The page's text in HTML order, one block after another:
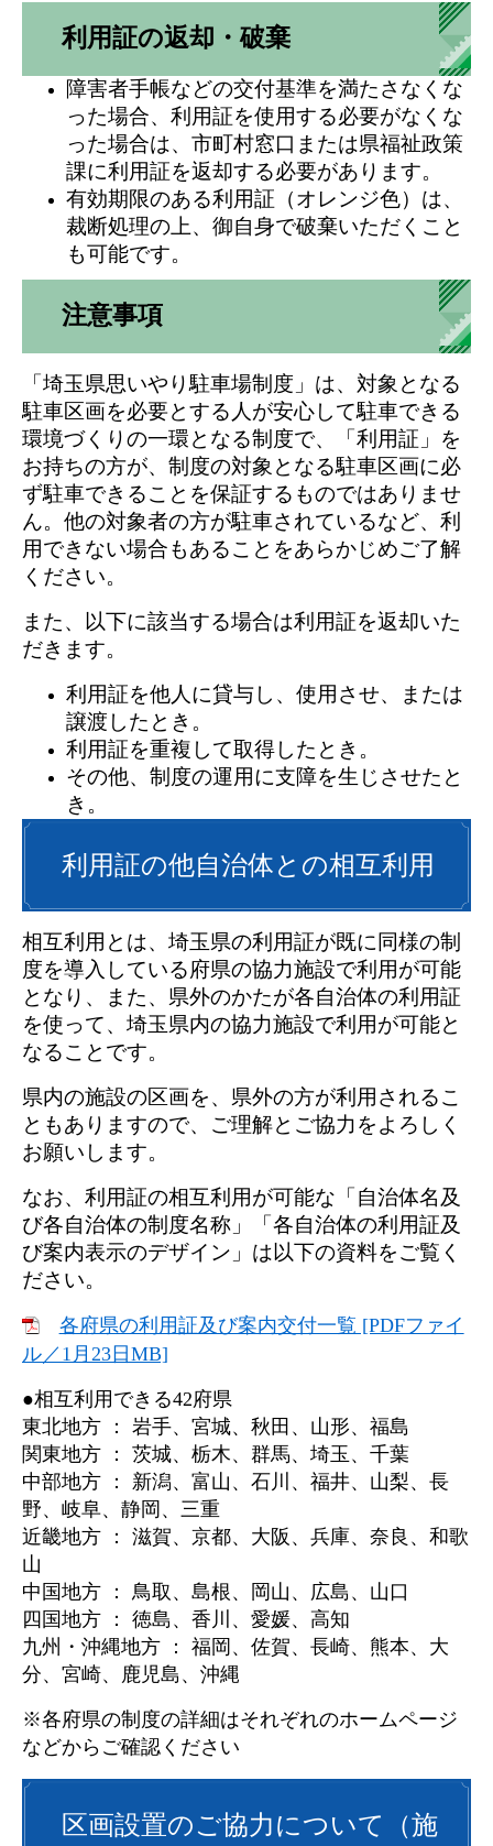
利用証の返却・破棄
障害者手帳などの交付基準を満たさなくな
った場合、利用証を使用する必要がなくな
った場合は、市町村窓口または県福祉政策
課に利用証を返却する必要があります。
有効期限のある利用証（オレンジ色）は、
裁断処理の上、御自身で破棄いただくこと
も可能です。
注意事項
​「埼玉県思いやり駐車場制度」は、対象となる
駐車区画を必要とする人が安心して駐車できる
環境づくりの一環となる制度で、「利用証」を
お持ちの方が、制度の対象となる駐車区画に必
ず駐車できることを保証するものではありませ
ん。他の対象者の方が駐車されているなど、利
用できない場合もあることをあらかじめご了解
ください。
また、以下に該当する場合は利用証を返却いた
だきます。
利用証を他人に貸与し、使用させ、または
譲渡したとき。
利用証を重複して取得したとき。
その他、制度の運用に支障を生じさせたと
き。
利用証の他自治体との相互利用
相互利用とは、埼玉県の利用証が既に同様の制
度を導入している府県の協力施設で利用が可能
となり、また、県外のかたが各自治体の利用証
を使って、埼玉県内の協力施設で利用が可能と
なることです。
県内の施設の区画を、県外の方が利用されるこ
ともありますので、ご理解とご協力をよろしく
お願いします。
なお、利用証の相互利用が可能な「自治体名及
び各自治体の制度名称」「各自治体の利用証及
び案内表示のデザイン」は以下の資料をご覧く
ださい。
各府県の利用証及び案内交付一覧 [PDFファイ
ル／1月23日MB]
​●相互利用できる42府県
東北地方 ： 岩手、宮城、秋田、山形、福島
関東地方 ： 茨城、栃木、群馬、埼玉、千葉
中部地方 ： 新潟、富山、石川、福井、山梨、長
野、岐阜、静岡、三重
近畿地方 ： 滋賀、京都、大阪、兵庫、奈良、和歌
山
中国地方 ： 鳥取、島根、岡山、広島、山口
四国地方 ： 徳島、香川、愛媛、高知
九州・沖縄地方 ： 福岡、佐賀、長崎、熊本、大
分、宮崎、鹿児島、沖縄
※各府県の制度の詳細はそれぞれのホームページ
などからご確認ください
​区画設置のご協力について（施